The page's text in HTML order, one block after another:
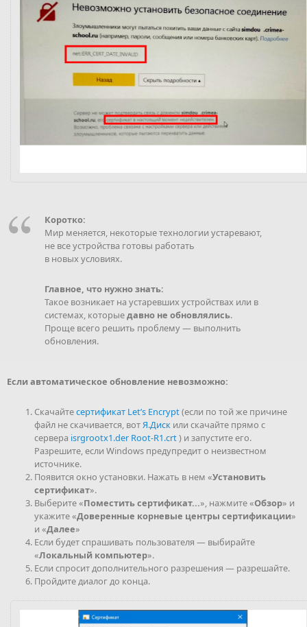
Коротко:
Мир меняется, некоторые технологии устаревают,
не все устройства готовы работать
в новых условиях.
Главное, что нужно знать:
Такое возникает на устаревших устройствах или в
системах, которыедавно не обновлялись.
Проще всего решить проблему — выполнить
обновления.
Если автоматическое обновление невозможно:
Скачайтесертификат Let’s Encrypt(если по той же причине
файл не скачивается, вотЯ.Диск или скачайте прямо с
сервера isrgrootx1.der Root-R1.crt) и запустите его.
Разрешите, если Windows предупредит о неизвестном
источнике.
Появится окно установки. Нажать в нем «Установить
сертификат».
Выберите «Поместить сертификат...», нажмите «Обзор» и
укажите «Доверенные корневые центры сертификации»
и «Далее»
Если будет спрашивать пользователя — выбирайте
«Локальный компьютер».
Если спросит дополнительного разрешения — разрешайте.
Пройдите диалог до конца.